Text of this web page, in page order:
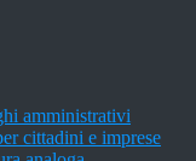
amministrativi
cittadini e imprese